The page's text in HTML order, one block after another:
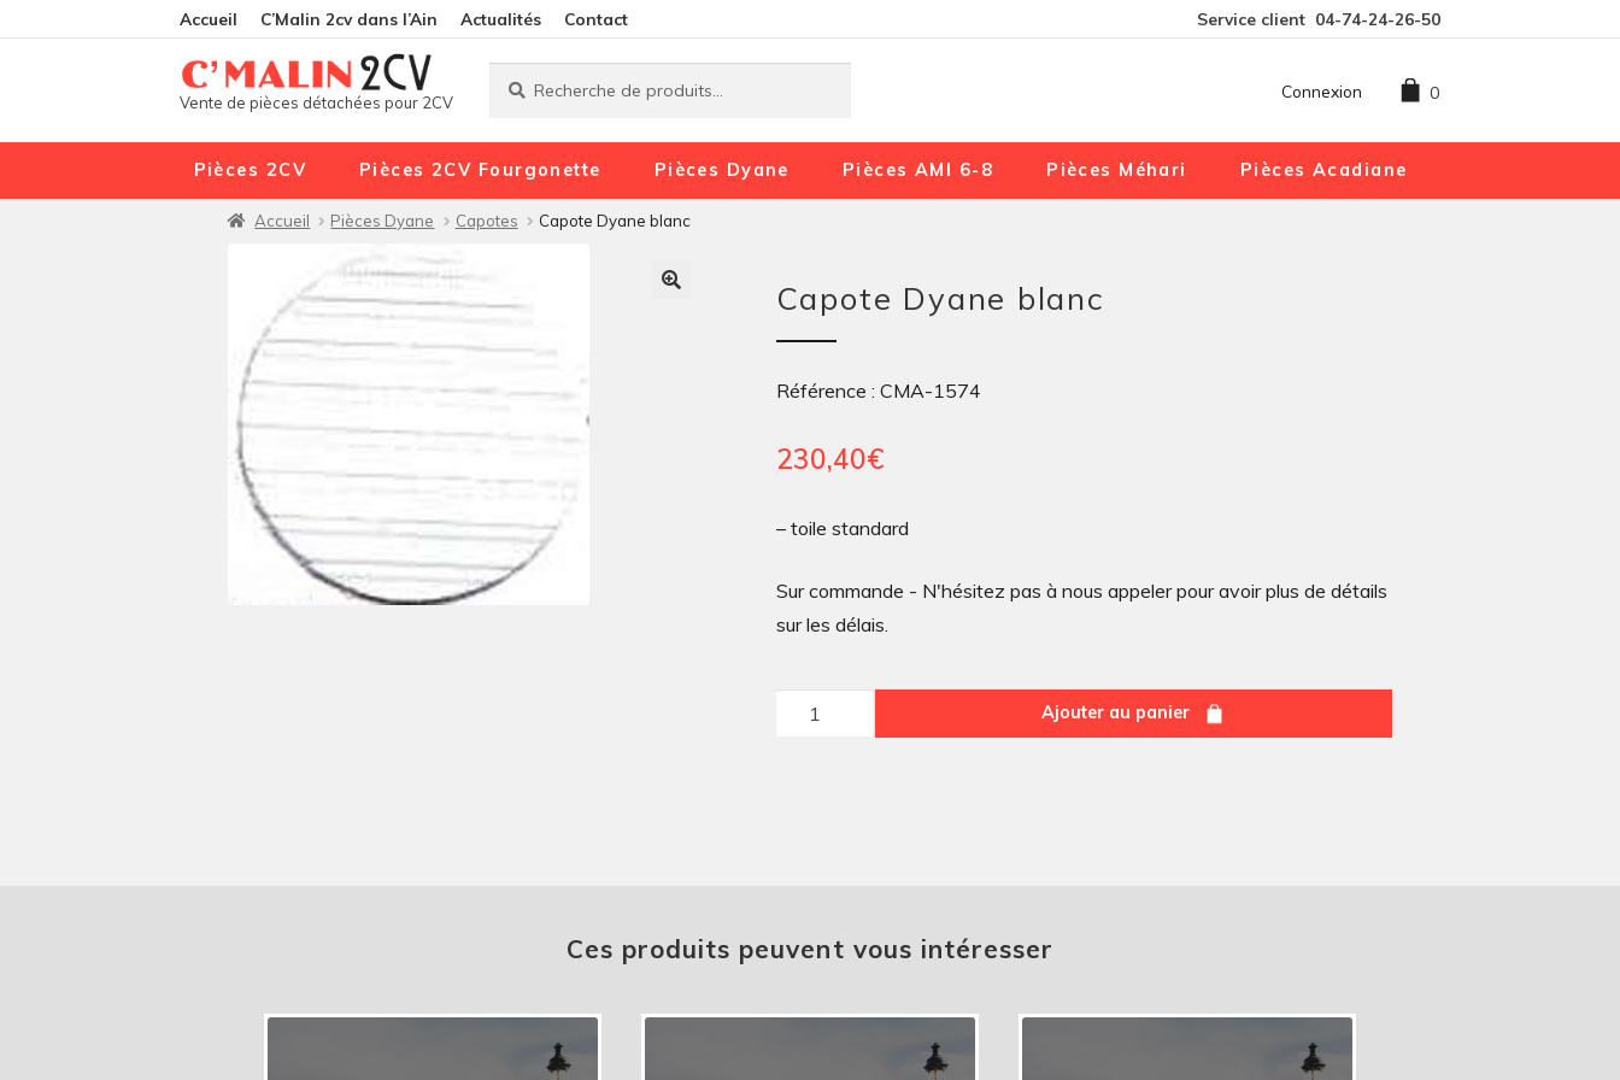
Accueil C’Malin 2cv dans l’Ain Actualités Contact Service client 04-74-24-26-50
Vente de pièces détachées pour 2CV
Recherche
Recherche
0
Connexion
Pièces 2CV Pièces 2CV Fourgonette Pièces Dyane Pièces AMI 6-8 Pièces Méhari Pièces Acadiane
Accueil Pièces Dyane Capotes Capote Dyane blanc
Capote Dyane blanc
Référence : CMA-1574
230,40€
– toile standard
Sur commande - N'hésitez pas à nous appeler pour avoir plus de détails
sur les délais.
quantité
Ajouter au panier
Ces produits peuvent vous intéresser